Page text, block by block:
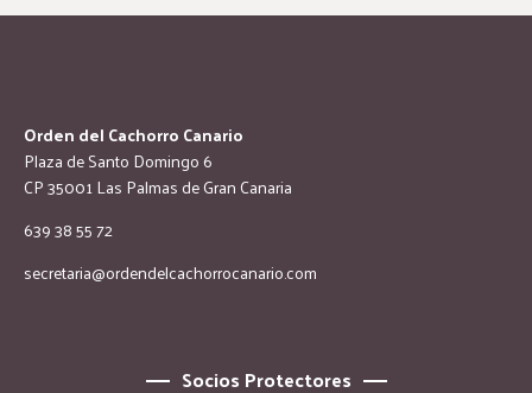
Orden del Cachorro Canario
Plaza de Santo Domingo 6
CP 35001 Las Palmas de Gran Canaria
639 38 55 72
secretaria@ordendelcachorrocanario.com
Socios Protectores